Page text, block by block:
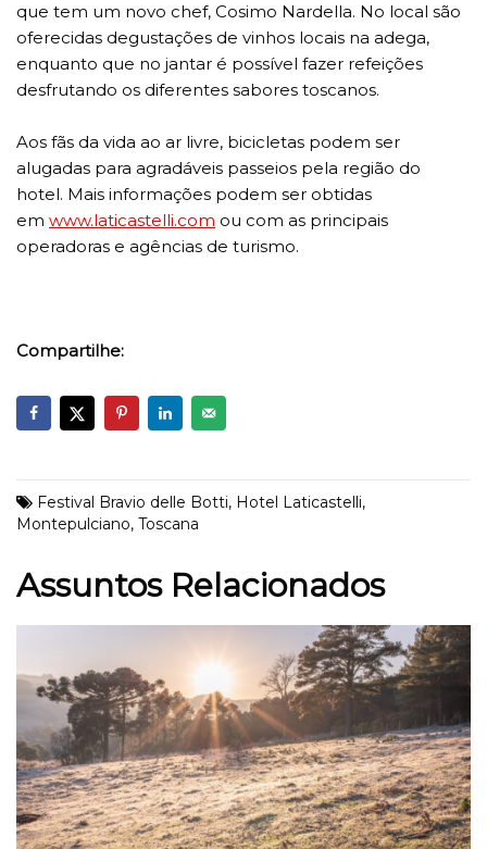
que tem um novo chef, Cosimo Nardella. No local são
oferecidas degustações de vinhos locais na adega,
enquanto que no jantar é possível fazer refeições
desfrutando os diferentes sabores toscanos.
Aos fãs da vida ao ar livre, bicicletas podem ser
alugadas para agradáveis passeios pela região do
hotel. Mais informações podem ser obtidas
em www.laticastelli.com ou com as principais
operadoras e agências de turismo.
Compartilhe:
Festival Bravio delle Botti, Hotel Laticastelli,
Montepulciano, Toscana
Assuntos Relacionados